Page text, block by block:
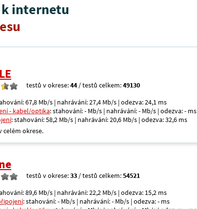
internetu
testů v okrese:44 / testů celkem:49130
67,8 Mb/s | nahrávání: 27,4 Mb/s | odezva: 24,1 ms
- kabel/optika: stahování: - Mb/s | nahrávání: - Mb/s | odezva: - ms
: stahování: 58,2 Mb/s | nahrávání: 20,6 Mb/s | odezva: 32,6 ms
celém okrese.
testů v okrese:33 / testů celkem:54521
89,6 Mb/s | nahrávání: 22,2 Mb/s | odezva: 15,2 ms
: stahování: - Mb/s | nahrávání: - Mb/s | odezva: - ms